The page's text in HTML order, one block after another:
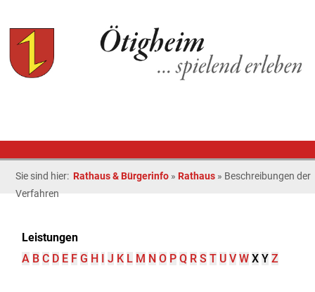
Sie sind hier: Rathaus & Bürgerinfo » Rathaus » Beschreibungen der
Verfahren
Leistungen
A B C D E F G H I J K L M N O P Q R S T U V W X Y Z